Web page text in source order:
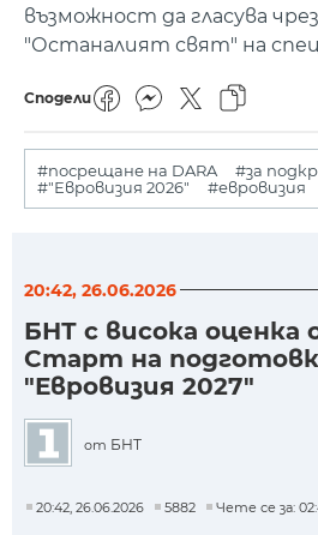
възможност да гласува
"Останалият свят" на
Сподели
#посрещане на DARA
#за
#"Евровизия 2026"
#евровизия
20:42, 26.06.2026
БНТ с висока оценка
Старт на
"Евровизия 2027"
от БНТ
20:42, 26.06.2026 5882 Чете се за: